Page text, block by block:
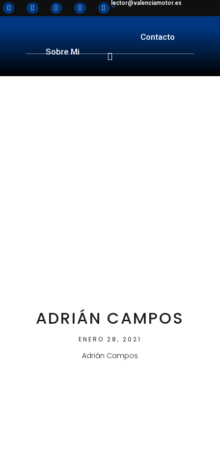
lector@valenciamotor.es
Sobre Mi
Contacto
ADRIÁN CAMPOS
ENERO 28, 2021
Adrián Campos